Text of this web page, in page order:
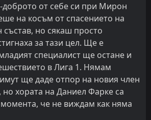
доброто от себе си при Мирон
на косъм от спасението на
но сякаш просто
за тази цел. Ще е
специалист ще остане и
в Лига 1. Нямам
ще даде отпор на новия член
но хората на Даниел Фарке са
че не виждам как няма